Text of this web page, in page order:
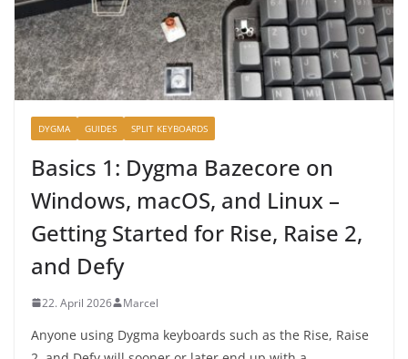
DYGMA GUIDES SPLIT KEYBOARDS
Basics 1: Dygma Bazecore on
Windows, macOS, and Linux –
Getting Started for Rise, Raise 2,
and Defy
22. April 2026 Marcel
Anyone using Dygma keyboards such as the Rise, Raise